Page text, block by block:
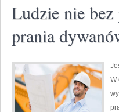
Ludzie nie bez
prania
W